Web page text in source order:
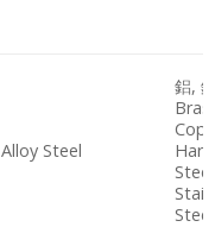
Alloy Steel
鋁,
Hard
Steel